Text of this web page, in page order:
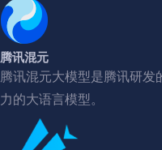
腾讯混元
腾讯混元大模型是腾讯研
力的大语言模型。